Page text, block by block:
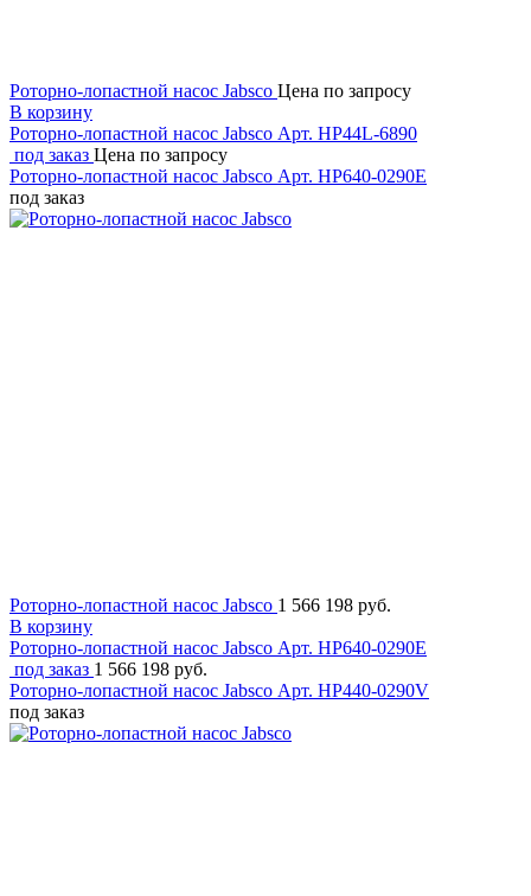
Роторно-лопастной насос Jabsco Цена по запросу
В корзину
Роторно-лопастной насос Jabsco Арт. HP44L-6890
под заказ Цена по запросу
Роторно-лопастной насос Jabsco Арт. HP640-0290E
под заказ
Роторно-лопастной насос Jabsco 1 566 198 руб.
В корзину
Роторно-лопастной насос Jabsco Арт. HP640-0290E
под заказ 1 566 198 руб.
Роторно-лопастной насос Jabsco Арт. HP440-0290V
под заказ